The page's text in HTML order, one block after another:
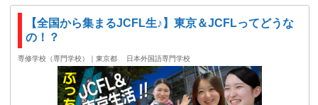
【全国から集まるJCFL生♪】東京＆JCFLってどうな
の！？
専修学校（専門学校）｜東京都 日本外国語専門学校